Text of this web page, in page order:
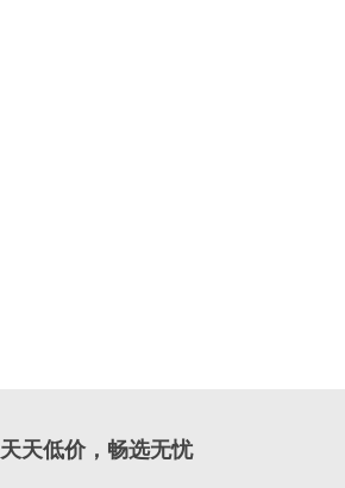
天天低价，畅选无忧